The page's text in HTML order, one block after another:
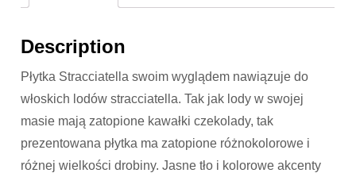
Description
Płytka Stracciatella swoim wyglądem nawiązuje do
włoskich lodów stracciatella. Tak jak lody w swojej
masie mają zatopione kawałki czekolady, tak
prezentowana płytka ma zatopione różnokolorowe i
różnej wielkości drobiny. Jasne tło i kolorowe akcenty